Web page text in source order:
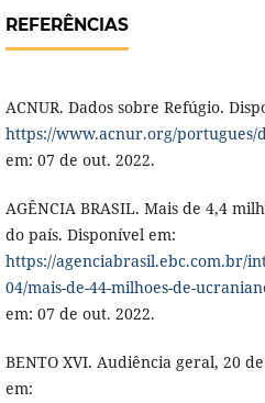
REFERÊNCIAS
ACNUR. Dados sobre Refúgio.
https://www.acnur.org/portugues/
em: 07 de out. 2022.
AGÊNCIA BRASIL. Mais de 4,4
do país. Disponível em:
https://agenciabrasil.ebc.com.br/
04/mais-de-44-milhoes-de-
em: 07 de out. 2022.
BENTO XVI. Audiência geral, 20
em: